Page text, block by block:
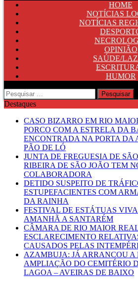
HOME
NOTÍCIAS
NOTÍCIAS
OPINIÃO
SAÚDE/
HUMOR
Pesquisar
por:
Destaques
CASO BIZARRO EM RIO
PORCO COM A ESTRELA DA
ENCONTRADA NA PORTA DA
PÃO DE LÓ
JUNTA DE FREGUESIA DE
RIBEIRA DE SÃO JOÃO TEM
COLABORADORA
DETIDO SUSPEITO DE
ESTUPEFACIENTES COM
DA RAINHA
FESTIVAL DE ESTÁTUAS
AMANHÃ A SANTARÉM
CÂMARA DE RIO MAIOR
ESCLARECIMENTO
CAUSADOS PELAS
AZAMBUJA: JÁ ARRANCOU A
AMPLIAÇÃO DO CEMITÉRIO
LAGOA – AVEIRAS DE BAIXO